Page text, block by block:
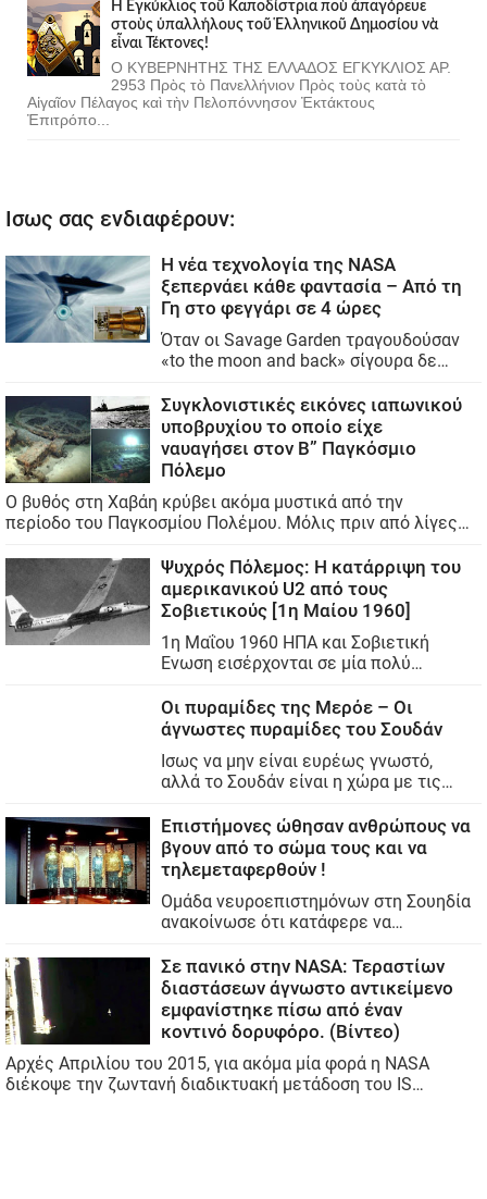
Ἡ Ἐγκύκλιος τοῦ Καποδίστρια ποὺ ἀπαγόρευε
στοὺς ὑπαλλήλους τοῦ Ἑλληνικοῦ Δημοσίου νὰ
εἶναι Τέκτονες!
Ο ΚΥΒΕΡΝΗΤΗΣ ΤΗΣ ΕΛΛΑΔΟΣ ΕΓΚΥΚΛΙΟΣ ΑΡ.
2953 Πρὸς τὸ Πανελλήνιον Πρὸς τοὺς κατὰ τὸ
Αἰγαῖον Πέλαγος καὶ τὴν Πελοπόννησον Ἐκτάκτους
Ἐπιτρόπο...